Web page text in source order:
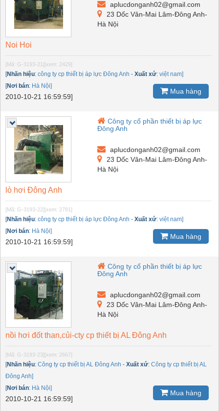
aplucdonganh02@gmail.com
23 Dốc Vân-Mai Lâm-Đông Anh-
Hà Nội
Noi Hoi
[Mã: G-3193-21] [xem: 2429]
[Nhãn hiệu: công ty cp thiết bị áp lực Đông Anh - Xuất xứ: việt nam]
[Nơi bán: Hà Nội]
2010-10-21 16:59:59]
Mua hàng
Công ty cổ phần thiết bị áp lực
Đông Anh
aplucdonganh02@gmail.com
23 Dốc Vân-Mai Lâm-Đông Anh-
Hà Nội
lò hơi Đông Anh
[Mã: G-3193-22] [xem: 2781]
[Nhãn hiệu: công ty cp thiết bị áp lực Đông Anh - Xuất xứ: việt nam]
[Nơi bán: Hà Nội]
2010-10-21 16:59:59]
Mua hàng
Công ty cổ phần thiết bị áp lực
Đông Anh
aplucdonganh02@gmail.com
23 Dốc Vân-Mai Lâm-Đông Anh-
Hà Nội
nồi hơi đốt than,củi-cty cp thiết bị AL Đông Anh
[Mã: G-3193-23] [xem: 2667]
[Nhãn hiệu: Công ty cp thiết bị AL Đông Anh - Xuất xứ: Công ty cp thiết bị AL
Đông Anh]
[Nơi bán: Hà Nội]
2010-10-21 16:59:59]
Mua hàng